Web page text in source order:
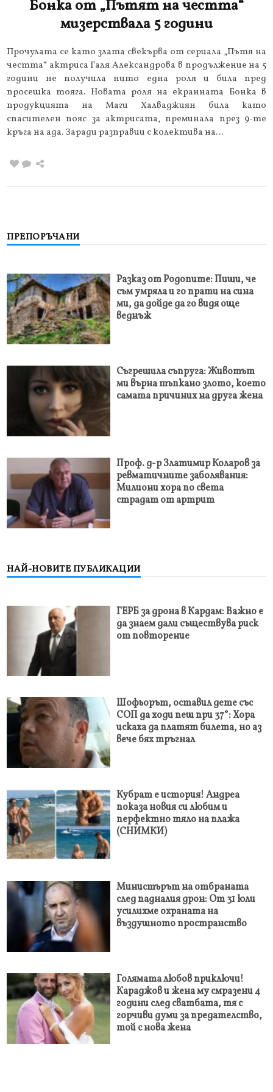
Бонка от „Пътят на честта“
мизерствала 5 години
Прочулата се като злата свекърва от сериала „Пътя на
честта“ актриса Галя Александрова в продължение на 5
години не получила нито една роля и била пред
просешка тояга. Новата роля на екранната Бонка в
продукцията на Маги Халваджиян била като
спасителен пояс за актрисата, преминала през 9-те
кръга на ада. Заради разправии с колектива на…
ПРЕПОРЪЧАНИ
Разказ от Родопите: Пиши, че
съм умряла и го прати на сина
ми, да дойде да го видя още
веднъж
Съгрешила съпруга: Животът
ми върна тъпкано злото, което
самата причиних на друга жена
Проф. д-р Златимир Коларов за
ревматичните заболявания:
Милиони хора по света
страдат от артрит
НАЙ-НОВИТЕ ПУБЛИКАЦИИ
ГЕРБ за дрона в Кардам: Важно е
да знаем дали съществува риск
от повторение
Шофьорът, оставил дете със
СОП да ходи пеш при 37°: Хора
искаха да платят билета, но аз
вече бях тръгнал
Кубрат е история! Андреа
показа новия си любим и
перфектно тяло на плажа
(СНИМКИ)
Министърът на отбраната
след падналия дрон: От 31 юли
усилихме охраната на
въздушното пространство
Голямата любов приключи!
Караджов и жена му смразени 4
години след сватбата, тя с
горчиви думи за предателство,
той с нова жена